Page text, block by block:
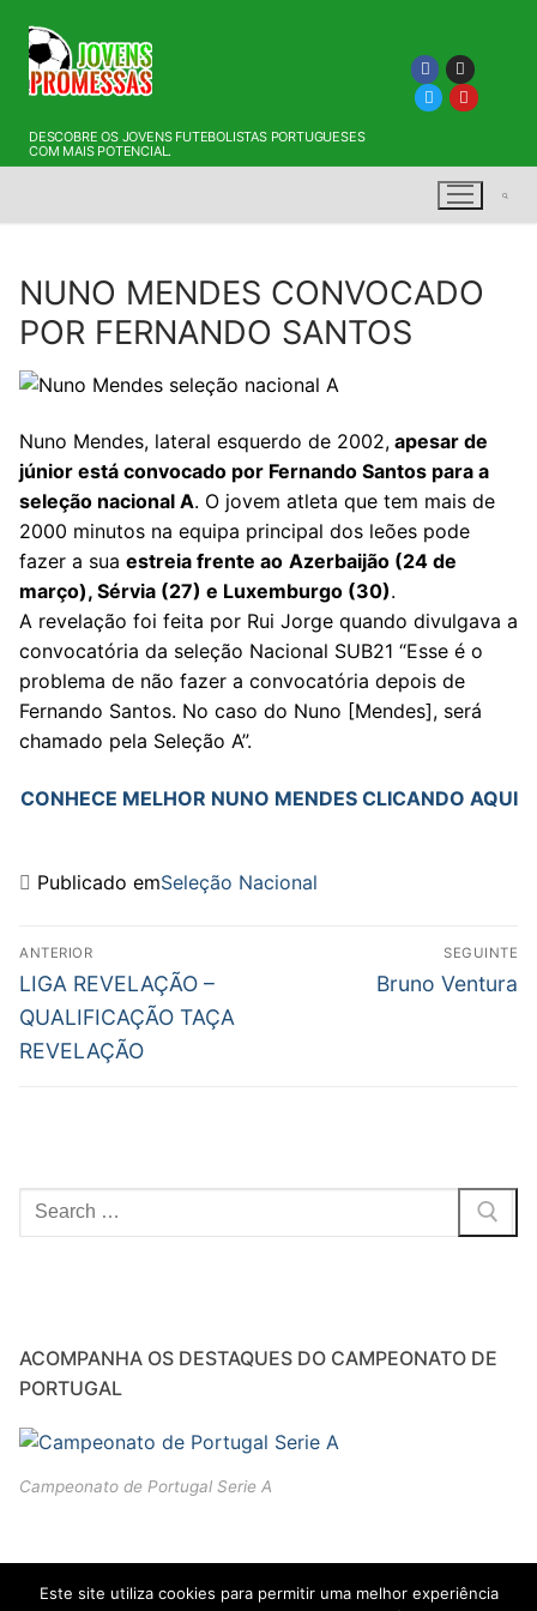
para
conteúdo
DESCOBRE OS JOVENS FUTEBOLISTAS PORTUGUESES
COM MAIS POTENCIAL.
Pesquisar por:
NUNO MENDES CONVOCADO
POR FERNANDO SANTOS
Nuno Mendes, lateral esquerdo de 2002, apesar de
júnior está convocado por Fernando Santos para a
seleção nacional A. O jovem atleta que tem mais de
2000 minutos na equipa principal dos leões pode
fazer a sua estreia frente ao Azerbaijão (24 de
março), Sérvia (27) e Luxemburgo (30).
A revelação foi feita por Rui Jorge quando divulgava a
convocatória da seleção Nacional SUB21 “Esse é o
problema de não fazer a convocatória depois de
Fernando Santos. No caso do Nuno [Mendes], será
chamado pela Seleção A”.
CONHECE MELHOR NUNO MENDES CLICANDO AQUI
Publicado emSeleção Nacional
Navegação
de
artigos
ANTERIOR
Previous
post:
LIGA REVELAÇÃO –
QUALIFICAÇÃO TAÇA
REVELAÇÃO
SEGUINTE
Next
Bruno Ventura
Pesquisar
por:
ACOMPANHA OS DESTAQUES DO CAMPEONATO DE
PORTUGAL
Campeonato de Portugal Serie A
Este site utiliza cookies para permitir uma melhor experiência